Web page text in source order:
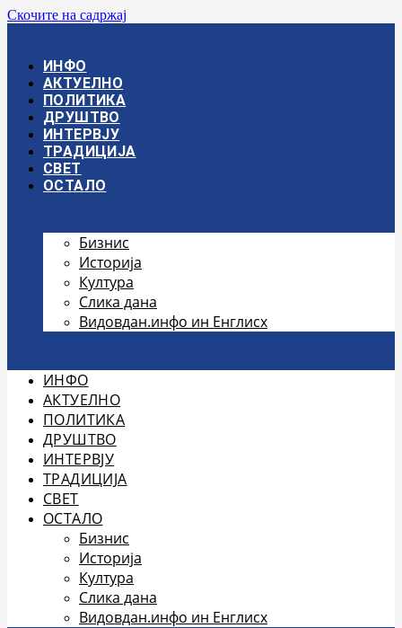
Скочите на садржај
ИНФО
АКТУЕЛНО
ПОЛИТИКА
ДРУШТВО
ИНТЕРВЈУ
ТРАДИЦИЈА
СВЕТ
ОСТАЛО
Бизнис
Историја
Култура
Слика дана
Видовдан.инфо ин Енглисх
ИНФО
АКТУЕЛНО
ПОЛИТИКА
ДРУШТВО
ИНТЕРВЈУ
ТРАДИЦИЈА
СВЕТ
ОСТАЛО
Бизнис
Историја
Култура
Слика дана
Видовдан.инфо ин Енглисх